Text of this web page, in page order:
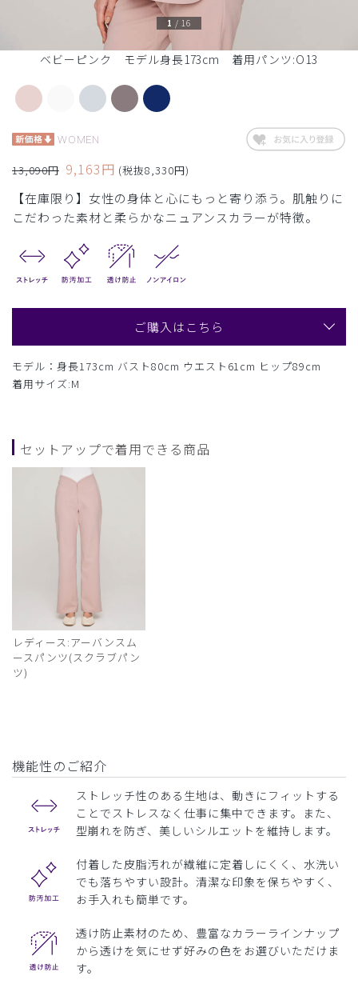
ベビーピンク モデル身長173cm 着用パンツ:O13
1 / 16
WOMEN
13,090円 9,163円 (税抜8,330円)
【在庫限り】女性の身体と心にもっと寄り添う。肌触りに
こだわった素材と柔らかなニュアンスカラーが特徴。
ご購入はこちら
モデル：身長173cm バスト80cm ウエスト61cm ヒップ89cm
着用サイズ:M
セットアップで着用できる商品
レディース:アーバンスム
ースパンツ(スクラブパン
ツ)
機能性のご紹介
ストレッチ性のある生地は、動きにフィットする
ことでストレスなく仕事に集中できます。また、
型崩れを防ぎ、美しいシルエットを維持します。
付着した皮脂汚れが繊維に定着しにくく、水洗い
でも落ちやすい設計。清潔な印象を保ちやすく、
お手入れも簡単です。
透け防止素材のため、豊富なカラーラインナップ
から透けを気にせず好みの色をお選びいただけま
す。